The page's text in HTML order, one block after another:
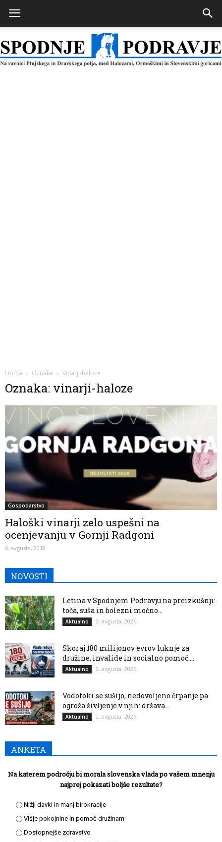
Doma Oznake Vinarji-haloze
Oznaka: vinarji-haloze
Gospodarstvo
Haloški vinarji zelo uspešni na
ocenjevanju v Gornji Radgoni
6. avgusta, 2018
NOVOSTI
Letina v Spodnjem Podravju na preizkušnji:
toča, suša in bolezni močno...
Aktualno 3. avgusta, 2026
Skoraj 180 milijonov evrov luknje za
družine, invalide in socialno pomoč:...
Aktualno 2. avgusta, 2026
Vodotoki se sušijo, nedovoljeno črpanje pa
ogroža življenje v njih: država...
Aktualno 2. avgusta, 2026
ANKETA
Na katerem področju bi morala slovenska vlada po vašem mnenju
najprej pokazati boljše rezultate?
Nižji davki in manj birokracije
Višje pokojnine in pomoč družinam
Dostopnejše zdravstvo